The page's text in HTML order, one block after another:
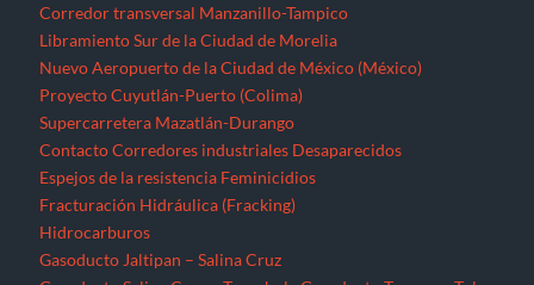
Corredor transversal Manzanillo-Tampico
Libramiento Sur de la Ciudad de Morelia
Nuevo Aeropuerto de la Ciudad de México (México)
Proyecto Cuyutlán-Puerto (Colima)
Supercarretera Mazatlán-Durango
Contacto Corredores industriales Desaparecidos
Espejos de la resistencia Feminicidios
Fracturación Hidráulica (Fracking)
Hidrocarburos
Gasoducto Jaltipan – Salina Cruz